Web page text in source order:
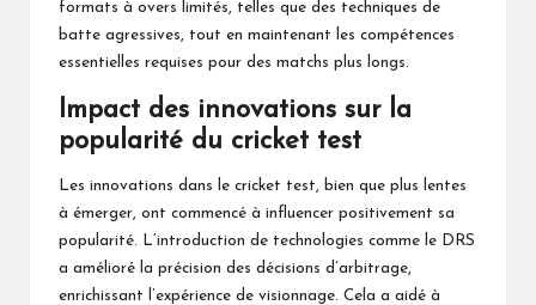
formats à overs limités, telles que des techniques de
batte agressives, tout en maintenant les compétences
essentielles requises pour des matchs plus longs.
Impact des innovations sur la
popularité du cricket test
Les innovations dans le cricket test, bien que plus lentes
à émerger, ont commencé à influencer positivement sa
popularité. L’introduction de technologies comme le DRS
a amélioré la précision des décisions d’arbitrage,
enrichissant l’expérience de visionnage. Cela a aidé à